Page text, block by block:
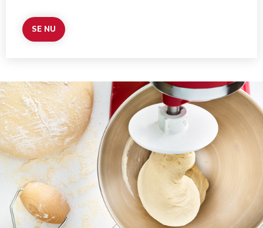
SE NU